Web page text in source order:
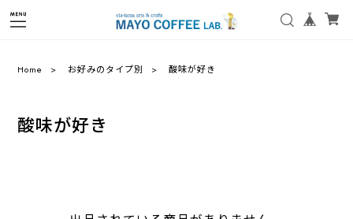
Home お好みのタイプ別 酸味が好き
酸味が好き